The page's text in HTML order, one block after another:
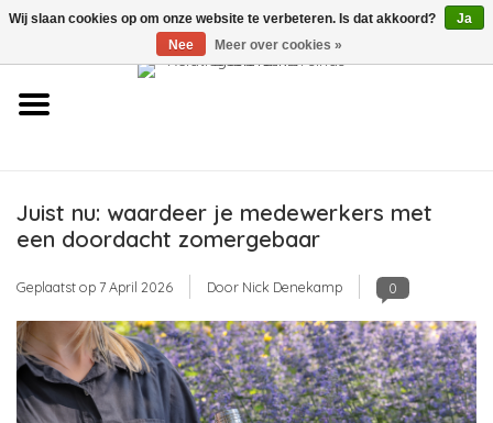
Over ons
Contact
Links
Leveringsvoorwaarden
Juist nu: waardeer je medewerkers met
een doordacht zomergebaar
Geplaatst op 7 April 2026 Door Nick Denekamp 0
Wij slaan cookies op om onze website te verbeteren. Is dat akkoord?
Ja
Nee
Meer over cookies »